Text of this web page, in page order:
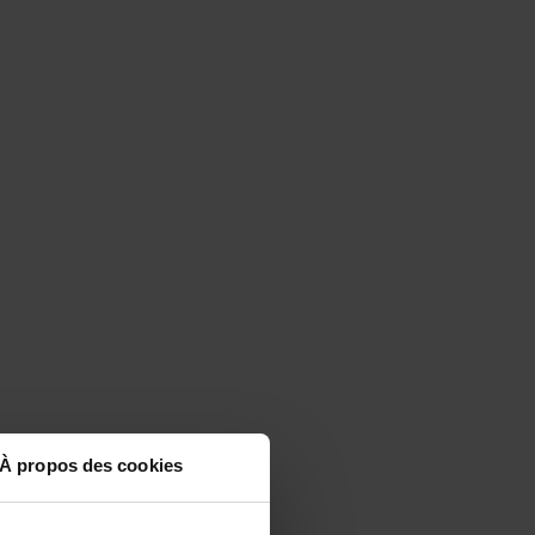
À propos des cookies